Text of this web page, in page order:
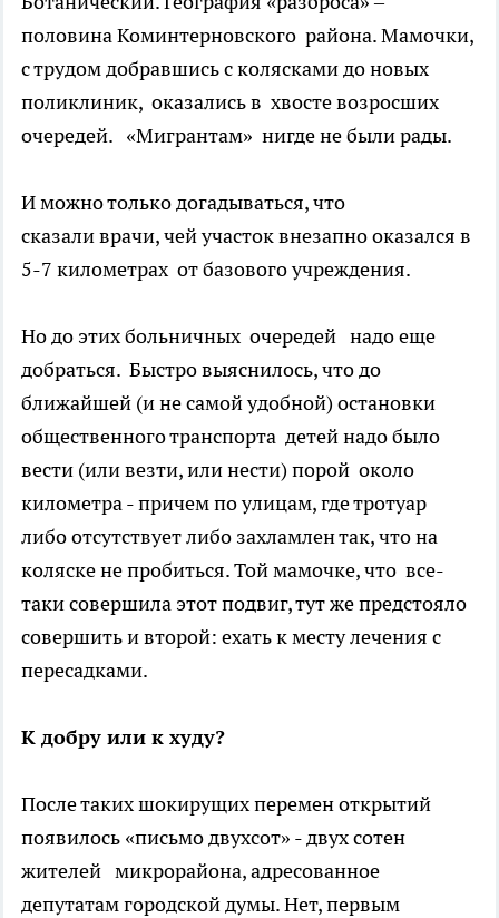
половина Коминтерновского района. Мамочки,
с трудом добравшись с колясками до новых
поликлиник, оказались в хвосте возросших
очередей. «Мигрантам» нигде не были рады.
И можно только догадываться, что
сказали врачи, чей участок внезапно оказался в
5-7 километрах от базового учреждения.
Но до этих больничных очередей надо еще
добраться. Быстро выяснилось, что до
ближайшей (и не самой удобной) остановки
общественного транспорта детей надо было
вести (или везти, или нести) порой около
километра - причем по улицам, где тротуар
либо отсутствует либо захламлен так, что на
коляске не пробиться. Той мамочке, что все-
таки совершила этот подвиг, тут же предстояло
совершить и второй: ехать к месту лечения с
пересадками.
К добру или к худу?
После таких шокирущих перемен открытий
появилось «письмо двухсот» - двух сотен
жителей микрорайона, адресованное
депутатам городской думы. Нет, первым